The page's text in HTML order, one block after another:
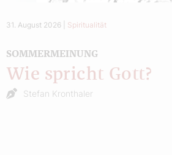
31. August 2026 Spiritualität
SOMMERMEINUNG
Wie spricht Gott?
Stefan Kronthaler